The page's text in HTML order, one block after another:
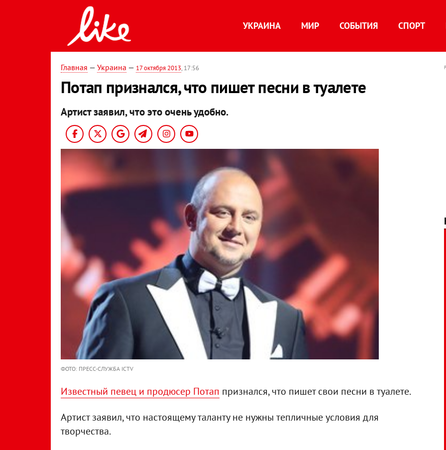
УКРАИНА МИР СОБЫТИЯ СПОРТ
Главная — Украина — 17 октября 2013, 17:56
Потап признался, что пишет песни в туалете
Артист заявил, что это очень удобно.
ФОТО: ПРЕСС-СЛУЖБА ICTV
Известный певец и продюсер Потап признался, что пишет свои песни в туалете.
Артист заявил, что настоящему таланту не нужны тепличные условия для
творчества.